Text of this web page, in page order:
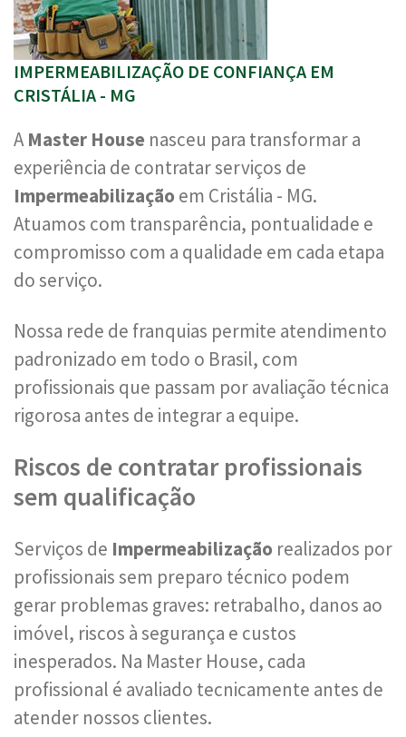
IMPERMEABILIZAÇÃO DE CONFIANÇA EM
CRISTÁLIA - MG
AMaster House nasceu para transformar a
experiência de contratar serviços de
Impermeabilização em Cristália - MG.
Atuamos com transparência, pontualidade e
compromisso com a qualidade em cada etapa
do serviço.
Nossa rede de franquias permite atendimento
padronizado em todo o Brasil, com
profissionais que passam por avaliação técnica
rigorosa antes de integrar a equipe.
Riscos de contratar profissionais
sem qualificação
Serviços de Impermeabilização realizados por
profissionais sem preparo técnico podem
gerar problemas graves: retrabalho, danos ao
imóvel, riscos à segurança e custos
inesperados. Na Master House, cada
profissional é avaliado tecnicamente antes de
atender nossos clientes.